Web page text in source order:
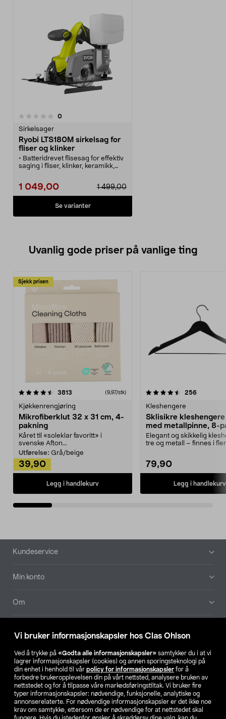
Vi bruker informasjonskapsler hos Clas Ohlson
Ved å trykke på «Godta alle informasjonskapsler» samtykker du i at vi
lagrer informasjonskapsler (cookies) og annen sporingsteknologi på
din enhet i henhold til vår policy for informasjonskapsler for å
forbedre brukeropplevelsen din på vårt nettsted, analysere bruken av
nettstedet og for å tilpasse våre markedsføringstiltak. Vi bruker fire
typer informasjonskapsler: nødvendige, funksjonelle, analytiske og
annonserelaterte. For nødvendige informasjonskapsler er det ikke noe
krav om samtykke, ettersom de er nødvendige for at nettstedet skal
0anmeldelser
Sirkelsager
Ryobi LTS180M sirkelsag for
fliser og klinker
• Batteridrevet flisesag for effektiv
saging i fliser, klinker, keramikk,
• Diamantkappeskive medfølger.
• Sagdybde 22 mm ved 90°.
• Maskin i Ryobi One Plus-
1 499,00
1 049,00
Se varianter
Uvanlig gode priser på vanlige ting
Sjekk prisen
3813 anmeldelser(9,97/stk)
Kjøkkenrengjøring
Mikrofiberklut 32 x 31 cm, 4-
pakning
Kåret til «soleklar favoritt» i
svenske Afton...
Utførelse: Grå/beige
39,90
Legg i handlekurv
4.5av 5 stjerner 256
Kleshengere
Sklisikre
med metallpinne, 8-
Elegant og skikkelig
tre og metall – finnes i
79,90
Legg i handlekurv
4.5av 5 stjerner
Bunntekst
Kundeservice
Min konto
Om
Våre selskaper
Finn din butikk
SE NO FI